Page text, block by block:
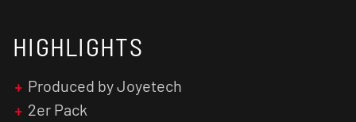
HIGHLIGHTS
Produced by Joyetech
2er Pack